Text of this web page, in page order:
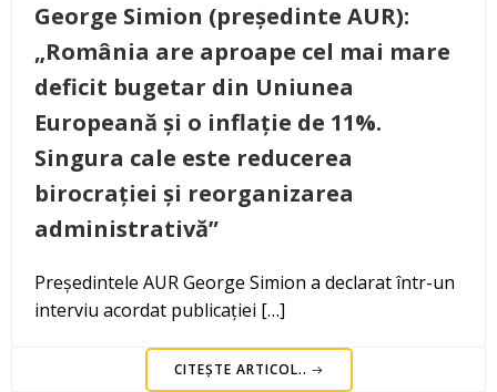
George Simion (președinte AUR):
„România are aproape cel mai mare
deficit bugetar din Uniunea
Europeană și o inflație de 11%.
Singura cale este reducerea
birocrației și reorganizarea
administrativă”
Președintele AUR George Simion a declarat într-un
interviu acordat publicației […]
CITEȘTE ARTICOL..